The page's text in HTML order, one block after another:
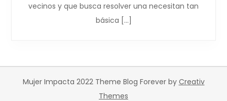
vecinos y que busca resolver una necesitan tan
básica […]
Mujer Impacta 2022 Theme Blog Forever by Creativ
Themes